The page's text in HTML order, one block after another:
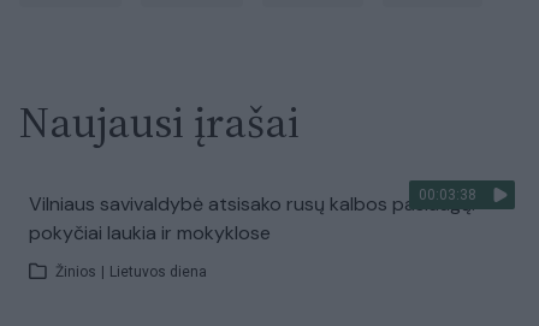
Naujausi įrašai
00:03:38
Vilniaus savivaldybė atsisako rusų kalbos paslaugų:
pokyčiai laukia ir mokyklose
Žinios Lietuvos diena